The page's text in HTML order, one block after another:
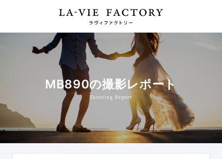
Shooting Report
MB890の撮影レポート